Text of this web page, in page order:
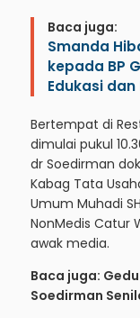
Baca juga:
Smanda
kepada BP
Edukasi
Bertempat di
dimulai pukul
dr Soedirman
Kabag Tata
Umum Muhadi
NonMedis Catur
awak media.
Baca juga:
Soedirman